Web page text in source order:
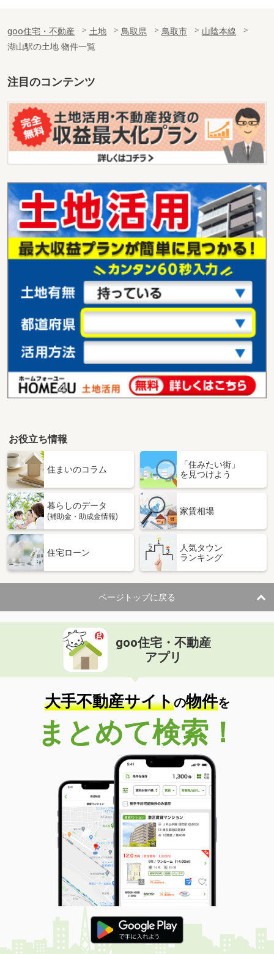
goo住宅・不動産 土地 鳥取県 鳥取市
山陰本線
湖山駅の土地 物件一覧
注目のコンテンツ
お役立ち情報
住まいのコラム
「住みたい街」
を見つけよう
暮らしのデータ
(補助金・助成金情報)
家賃相場
住宅ローン
人気タウン
ランキング
ページトップに戻る
goo住宅・不動産
アプリ
大手不動産サイトの物件を
まとめて検索！